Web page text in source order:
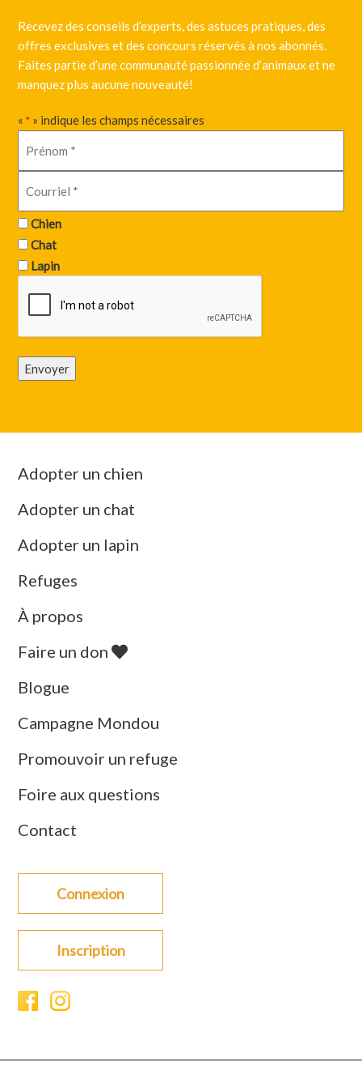
Recevez des conseils d’experts, des astuces pratiques, des
offres exclusives et des concours réservés à nos abonnés.
Faites partie d’une communauté passionnée d’animaux et ne
manquez plus aucune nouveauté!
«* » indique les champs nécessaires
Chien
Chat
Lapin
Envoyer
Adopter un chien
Adopter un chat
Adopter un lapin
Refuges
À propos
Faire un don
Blogue
Campagne Mondou
Promouvoir un refuge
Foire aux questions
Contact
Connexion
Inscription